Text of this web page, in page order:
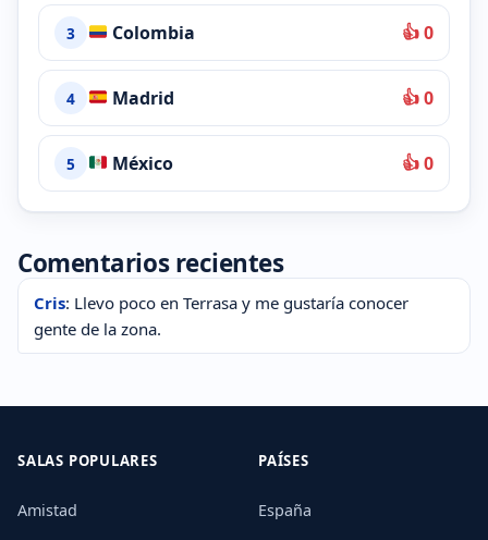
3 Colombia 👍 0
4 Madrid 👍 0
5 México 👍 0
Comentarios recientes
Cris: Llevo poco en Terrasa y me gustaría conocer
gente de la zona.
SALAS POPULARES
Amistad
PAÍSES
España